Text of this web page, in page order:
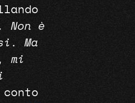
Non è
Ma
mi